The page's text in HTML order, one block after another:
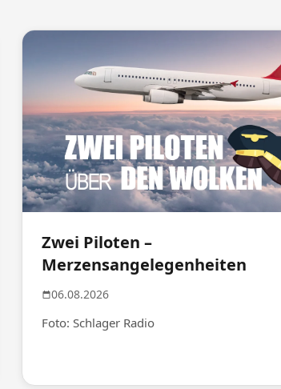
Zwei Piloten –
Merzensangelegenheiten
06.08.2026
Foto: Schlager Radio